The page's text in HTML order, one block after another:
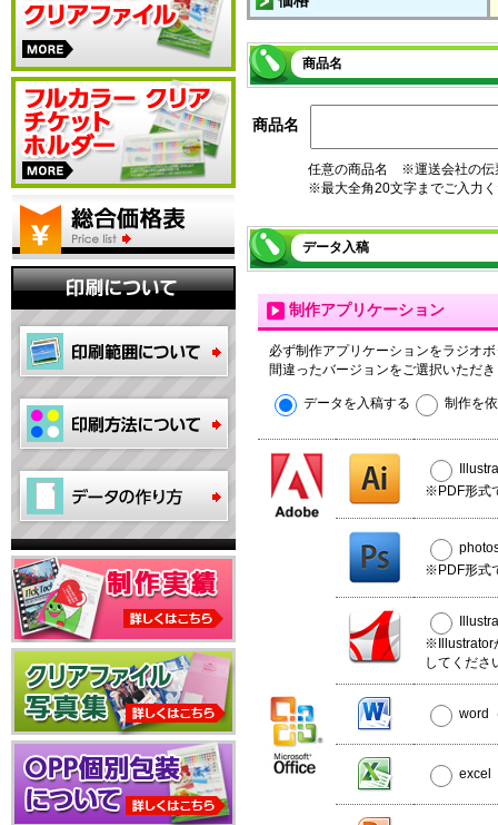
商品名
商品名
任意の商品名 ※運送会社の伝
※最大全角20文字までご入力
データ入稿
制作アプリケーション
必ず制作アプリケーションをラジオ
間違ったバージョンをご選択いただ
データを入稿する 制作を
※PDF形式
※PDF形式
※Illustrator
してくださ
word
excel